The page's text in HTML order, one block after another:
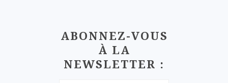
ABONNEZ-VOUS
À LA
NEWSLETTER :